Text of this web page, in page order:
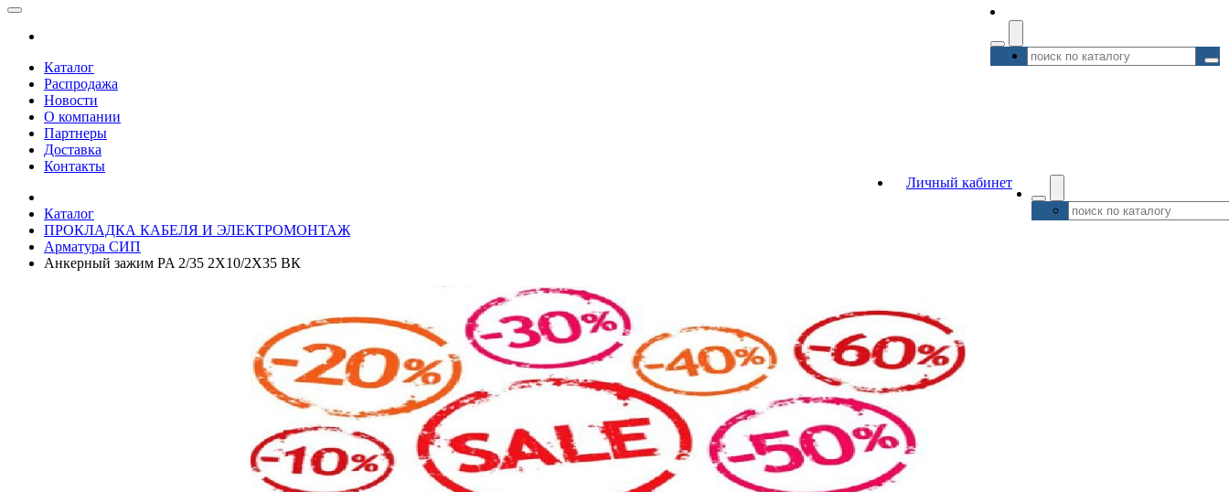
Каталог
Распродажа
Новости
О компании
Партнеры
Доставка
Контакты
Личный кабинет
Каталог
ПРОКЛАДКА КАБЕЛЯ И ЭЛЕКТРОМОНТАЖ
Арматура СИП
Анкерный зажим PA 2/35 2Х10/2Х35 ВК